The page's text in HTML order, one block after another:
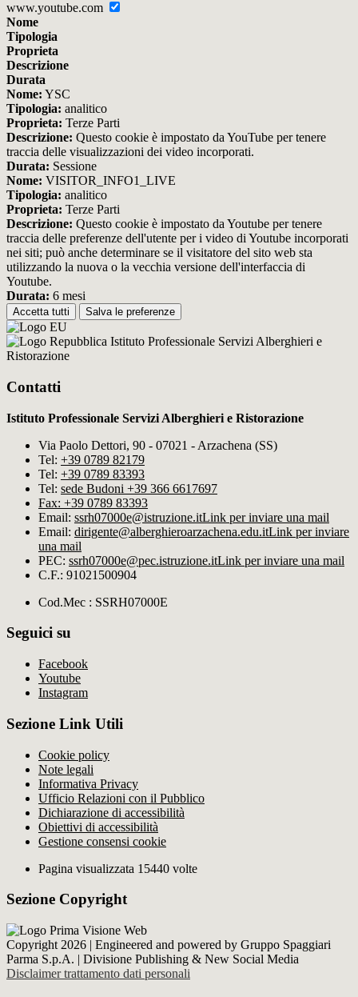
www.youtube.com
Nome
Tipologia
Proprieta
Descrizione
Durata
Nome: YSC
Tipologia: analitico
Proprieta: Terze Parti
Descrizione: Questo cookie è impostato da YouTube per tenere
traccia delle visualizzazioni dei video incorporati.
Durata: Sessione
Nome: VISITOR_INFO1_LIVE
Tipologia: analitico
Proprieta: Terze Parti
Descrizione: Questo cookie è impostato da Youtube per tenere
traccia delle preferenze dell'utente per i video di Youtube incorporati
nei siti; può anche determinare se il visitatore del sito web sta
utilizzando la nuova o la vecchia versione dell'interfaccia di
Youtube.
Durata: 6 mesi
Accetta tutti Salva le preferenze
Istituto Professionale Servizi Alberghieri e
Ristorazione
Contatti
Istituto Professionale Servizi Alberghieri e Ristorazione
Via Paolo Dettori, 90 - 07021 - Arzachena (SS)
Tel: +39 0789 82179
Tel: +39 0789 83393
Tel: sede Budoni +39 366 6617697
Fax: +39 0789 83393
Email: ssrh07000e@istruzione.itLink per inviare una mail
Email: dirigente@alberghieroarzachena​.edu.itLink per inviare
una mail
PEC: ssrh07000e@pec.istruzione.itLink per inviare una mail
C.F.: 91021500904
Cod.Mec : SSRH07000E
Seguici su
Facebook
Youtube
Instagram
Sezione Link Utili
Cookie policy
Note legali
Informativa Privacy
Ufficio Relazioni con il Pubblico
Dichiarazione di accessibilità
Obiettivi di accessibilità
Gestione consensi cookie
Pagina visualizzata 15440 volte
Sezione Copyright
Copyright 2026 | Engineered and powered by Gruppo Spaggiari
Parma S.p.A. | Divisione Publishing & New Social Media
Disclaimer trattamento dati personali